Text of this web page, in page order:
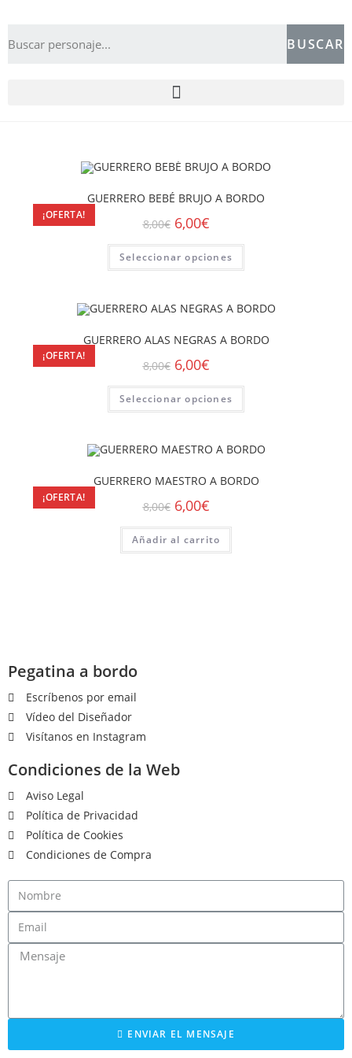
BUSCAR
¡OFERTA!
GUERRERO BEBÉ BRUJO A BORDO
8,00€ 6,00€
Seleccionar opciones
¡OFERTA!
GUERRERO ALAS NEGRAS A BORDO
8,00€ 6,00€
Seleccionar opciones
¡OFERTA!
GUERRERO MAESTRO A BORDO
8,00€ 6,00€
Añadir al carrito
Pegatina a bordo
Escríbenos por email
Vídeo del Diseñador
Visítanos en Instagram
Condiciones de la Web
Aviso Legal
Política de Privacidad
Política de Cookies
Condiciones de Compra
ENVIAR EL MENSAJE